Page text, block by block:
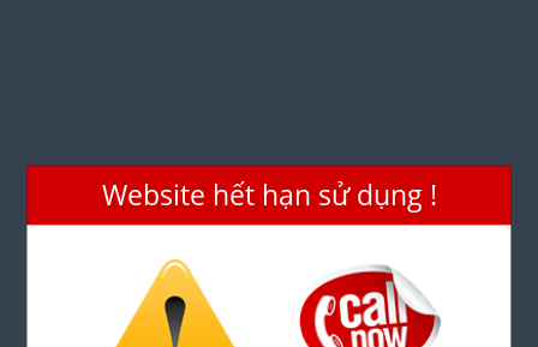
Website hết hạn sử dụng !